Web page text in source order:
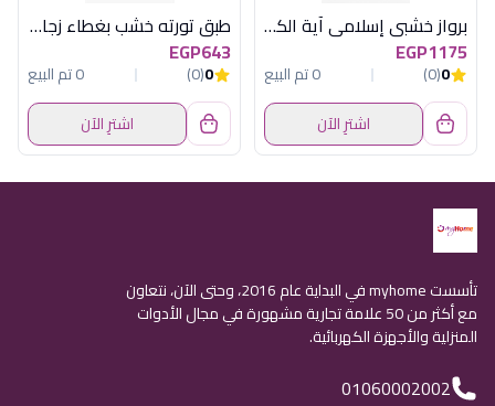
برواز خشبي إسلامي آية الكرسي مربع فضي في ذهبي - مقاس 60×60 سم
EGP1175
0
(0)
0 تم البيع
اشترِ الآن
طبق تورته خشب بغطاء زجاج OX-28-A-18
EGP643
0
(0)
0 تم البيع
اشترِ الآن
تأسست myhome في البداية عام 2016، وحتى الآن، نتعاون
مع أكثر من 50 علامة تجارية مشهورة في مجال الأدوات
المنزلية والأجهزة الكهربائية.
01060002002